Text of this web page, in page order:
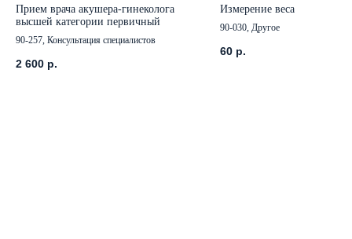
Прием врача акушера-гинеколога
высшей категории первичный
90-257, Консультация специалистов
2 600 р.
Измерение веса
90-030, Другое
60 р.